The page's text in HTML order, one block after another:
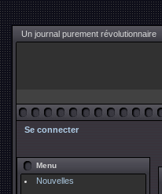
Un journal purement révolutionnaire
Se connecter
Menu
Nouvelles